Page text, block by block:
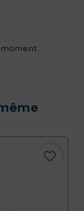
favorite_border